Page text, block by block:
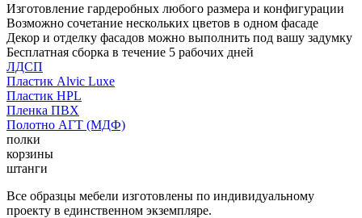
Изготовление гардеробных любого размера и конфигурации
Возможно сочетание нескольких цветов в одном фасаде
Декор и отделку фасадов можно выполнить под вашу задумку
Бесплатная сборка в течение 5 рабочих дней
ЛДСП
Пластик Alvic Luxe
Пластик HPL
Пленка ПВХ
Полотно АГТ (МДФ)
полки
корзины
штанги
Все образцы мебели изготовлены по индивидуальному
проекту в единственном экземпляре.